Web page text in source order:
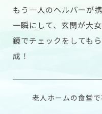
もう一人のヘルパーが
一瞬にして、玄関が大
鏡でチェックをしても
成！
老人ホームの食堂